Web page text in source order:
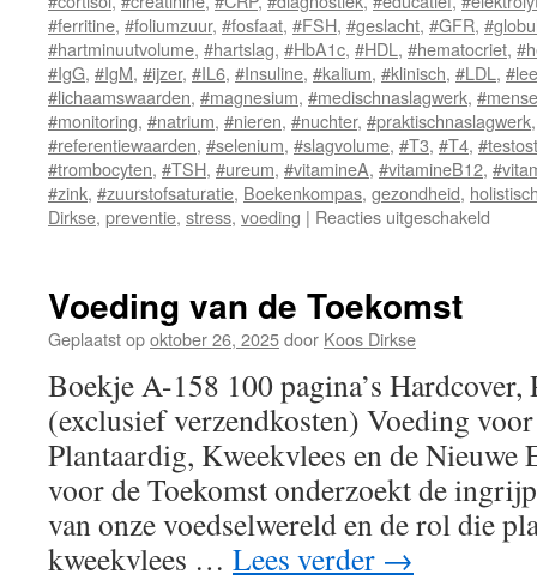
#ferritine, #foliumzuur, #fosfaat, #FSH, #geslacht, #GFR,
#hartminuutvolume, #hartslag, #HbA1c, #HDL , #hematocriet,
#IgG, #IgM, #ijzer, #IL6, #Insuline, #kalium, #klinisch, #LDL ,
#lichaamswaarden, #magnesium, #medischnaslagwerk,
#monitoring, #natrium, #nieren, #nuchter, #praktischnaslagwerk
#referentiewaarden, #selenium, #slagvolume, #T3, #T4,
#trombocyten, #TSH, #ureum, #vitamineA, #vitamineB12,
#zink, #zuurstofsaturatie, Boekenkompas, gezondheid,
Dirkse, preventie, stress, voeding | Reacties uitgeschakeld
Bloed
je
Voeding van de Toekomst
Geplaatst opoktober 26, 2025door Koos Dirkse
Boekje A-158 100 pagina’s
(exclusief verzendkosten) Voeding
Plantaardig, Kweekvlees en de Nieuwe
voor de Toekomst onderzoekt de
van onze voedselwereld en de rol die
kweekvlees … Lees verder →